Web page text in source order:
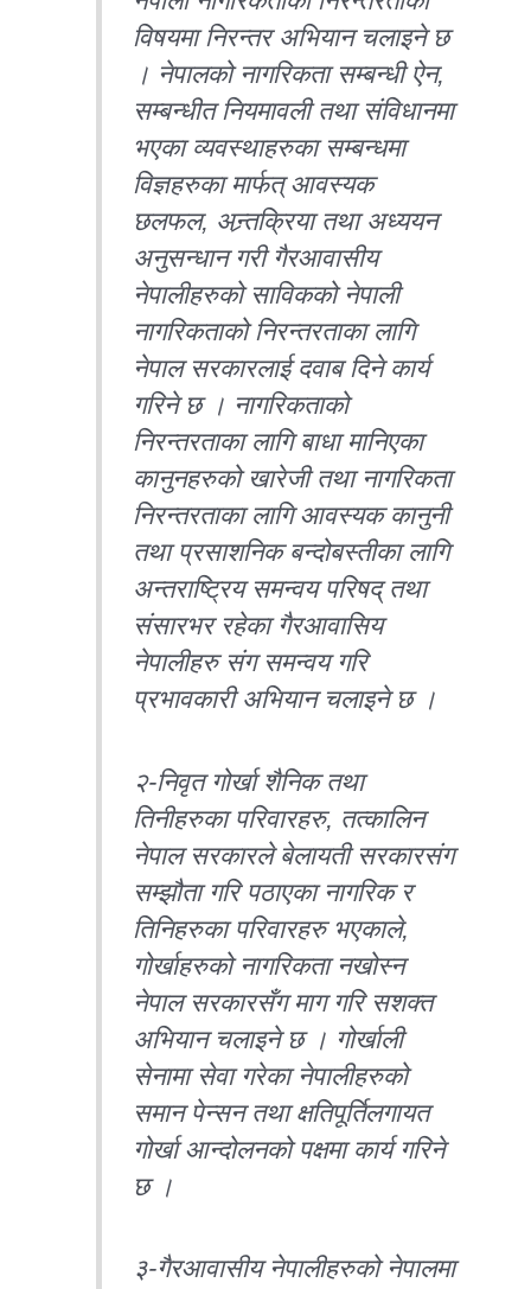
विषयमा निरन्तर अभियान चलाइने छ
। नेपालको नागरिकता सम्बन्धी ऐन,
सम्बन्धीत नियमावली तथा संविधानमा
भएका व्यवस्थाहरुका सम्बन्धमा
विज्ञहरुका मार्फत् आवस्यक
छलफल, अन्र्तक्रिया तथा अध्ययन
अनुसन्धान गरी गैरआवासीय
नेपालीहरुको साविकको नेपाली
नागरिकताको निरन्तरताका लागि
नेपाल सरकारलाई दवाब दिने कार्य
गरिने छ । नागरिकताको
निरन्तरताका लागि बाधा मानिएका
कानुनहरुको खारेजी तथा नागरिकता
निरन्तरताका लागि आवस्यक कानुनी
तथा प्रसाशनिक बन्दोबस्तीका लागि
अन्तराष्ट्रिय समन्वय परिषद् तथा
संसारभर रहेका गैरआवासिय
नेपालीहरु संग समन्वय गरि
प्रभावकारी अभियान चलाइने छ ।
२-निवृत गोर्खा शैनिक तथा
तिनीहरुका परिवारहरु, तत्कालिन
नेपाल सरकारले बेलायती सरकारसंग
सम्झौता गरि पठाएका नागरिक र
तिनिहरुका परिवारहरु भएकाले,
गोर्खाहरुको नागरिकता नखोस्न
नेपाल सरकारसँग माग गरि सशक्त
अभियान चलाइने छ । गोर्खाली
सेनामा सेवा गरेका नेपालीहरुको
समान पेन्सन तथा क्षतिपूर्तिलगायत
गोर्खा आन्दोलनको पक्षमा कार्य गरिने
छ ।
३-गैरआवासीय नेपालीहरुको नेपालमा